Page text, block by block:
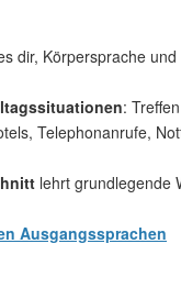
dir, Körpersprache
:
Telephonanrufe,
lehrt grundlegende
Ausgangssprachen